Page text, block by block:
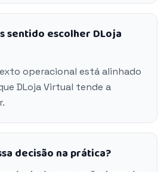
sentido escolher DLoja
operacional está alinhado
DLoja Virtual tende a
decisão na prática?